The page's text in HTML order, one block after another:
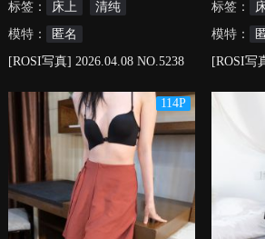
标签： 床上
清纯
模特：
匿名
[ROSI写真] 2026.04.08 NO.5238
标签：
模特：
[ROSI写
114P